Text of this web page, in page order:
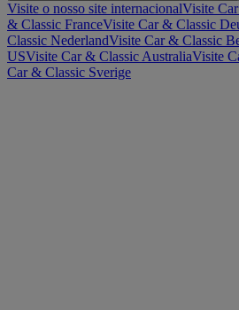
Visite o nosso site internacionalVisite
& Classic FranceVisite Car & Classic
Classic NederlandVisite Car & Classic
USVisite Car & Classic AustraliaVisite
Car & Classic Sverige